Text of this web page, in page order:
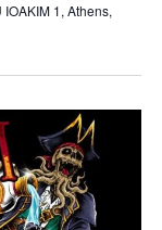
IOAKIM 1, Athens,